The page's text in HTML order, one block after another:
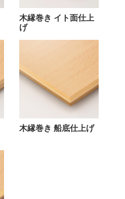
木縁巻き イト面仕上
げ
木縁巻き 船底仕上げ